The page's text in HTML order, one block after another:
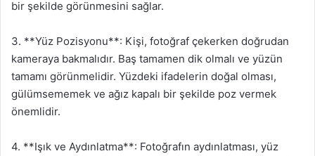
bir şekilde görünmesini sağlar.
3. **Yüz Pozisyonu**: Kişi, fotoğraf çekerken doğrudan
kameraya bakmalıdır. Baş tamamen dik olmalı ve yüzün
tamamı görünmelidir. Yüzdeki ifadelerin doğal olması,
gülümsememek ve ağız kapalı bir şekilde poz vermek
önemlidir.
4. **Işık ve Aydınlatma**: Fotoğrafın aydınlatması, yüz